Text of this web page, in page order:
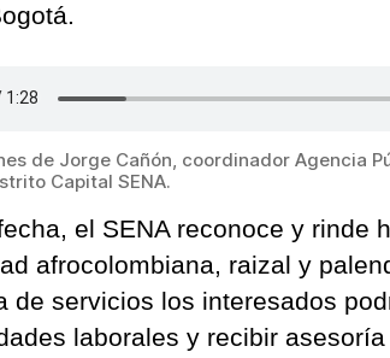
de Jorge Cañón, coordinador Agencia
Capital SENA.
el SENA reconoce y rinde
afrocolombiana, raizal y
de servicios los interesados
laborales y recibir